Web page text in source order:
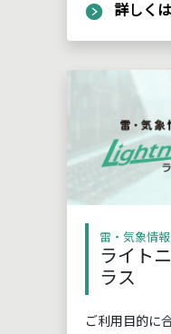
詳しく
雷・気象情
ライト
ラス
ご利用目的に